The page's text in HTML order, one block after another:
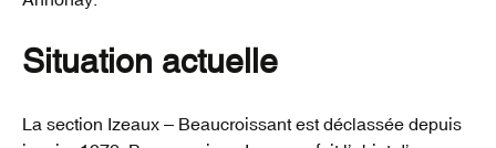
Situation actuelle
La section Izeaux – Beaucroissant est déclassée depuis